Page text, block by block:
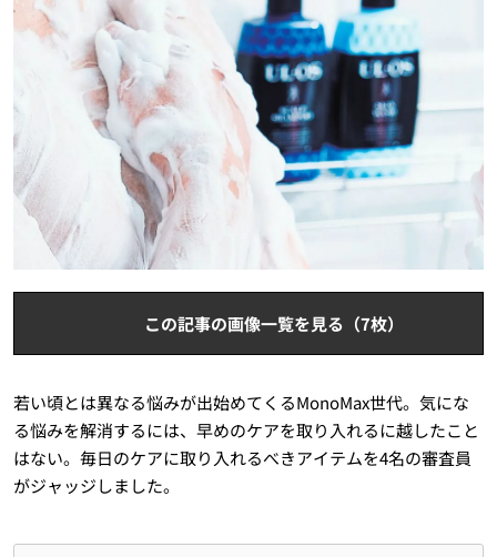
この記事の画像一覧を見る（7枚）
若い頃とは異なる悩みが出始めてくるMonoMax世代。気にな
る悩みを解消するには、早めのケアを取り入れるに越したこと
はない。毎日のケアに取り入れるべきアイテムを4名の審査員
がジャッジしました。